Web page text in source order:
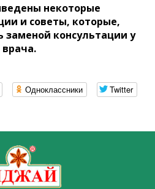
некоторые
и советы, которые,
заменой консультации у
Одноклассники
Twitter